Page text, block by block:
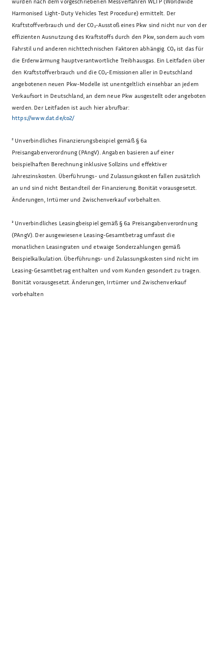
Harmonised Light-Duty Vehicles Test Procedure) ermittelt. Der
Kraftstoffverbrauch und der CO₂-Ausstoß eines Pkw sind nicht nur von der
effizienten Ausnutzung des Kraftstoffs durch den Pkw, sondern auch vom
Fahrstil und anderen nichttechnischen Faktoren abhängig. CO₂ ist das für
die Erderwärmung hauptverantwortliche Treibhausgas. Ein Leitfaden über
den Kraftstoffverbrauch und die CO₂-Emissionen aller in Deutschland
angebotenen neuen Pkw-Modelle ist unentgeltlich einsehbar an jedem
Verkaufsort in Deutschland, an dem neue Pkw ausgestellt oder angeboten
werden. Der Leitfaden ist auch hier abrufbar:
https://www.dat.de/co2/
² Unverbindliches Finanzierungsbeispiel gemäß § 6a
Preisangabenverordnung (PAngV). Angaben basieren auf einer
beispielhaften Berechnung inklusive Sollzins und effektiver
Jahreszinskosten. Überführungs- und Zulassungskosten fallen zusätzlich
an und sind nicht Bestandteil der Finanzierung. Bonität vorausgesetzt.
Änderungen, Irrtümer und Zwischenverkauf vorbehalten.
³ Unverbindliches Leasingbeispiel gemäß § 6a Preisangabenverordnung
(PAngV). Der ausgewiesene Leasing-Gesamtbetrag umfasst die
monatlichen Leasingraten und etwaige Sonderzahlungen gemäß
Beispielkalkulation. Überführungs- und Zulassungskosten sind nicht im
Leasing-Gesamtbetrag enthalten und vom Kunden gesondert zu tragen.
Bonität vorausgesetzt. Änderungen, Irrtümer und Zwischenverkauf
vorbehalten